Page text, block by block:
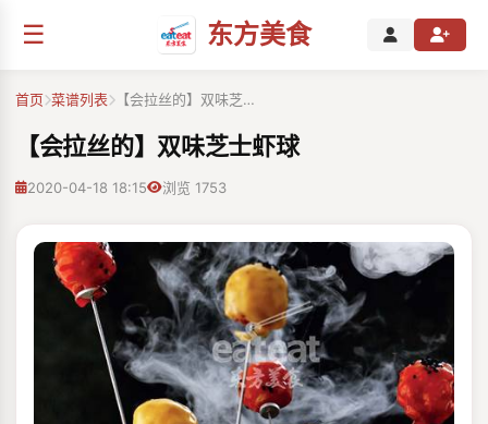
☰ 东方美食
首页 菜谱列表 【会拉丝的】双味芝…
【会拉丝的】双味芝士虾球
2020-04-18 18:15 浏览 1753